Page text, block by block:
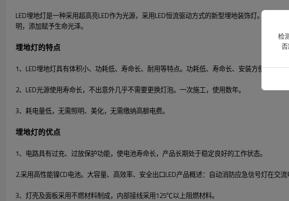
LED埋地灯是一种采用超高亮LED作为光源，采用LED恒流驱动方式的新型埋地装饰灯。广泛
明，添加赋予生命光泽。
埋地灯的特点
1、LED埋地灯具有体积小、功耗低、寿命长、耐用等特点。功耗低、寿命长、安装方便、外形
2、LED光源使用寿命长，不出意外几乎不需要更换灯泡。一次施工，使用数年。
3、耗电量低，无需照明、美化，无需缴纳高额电费。
埋地灯的优点
1、电路具有过充、过放保护功能，使电池寿命长，产品长期处于稳定良好的工作状态。
2.采用高性能镍CD电池。大容量、高效率、安全出口LED产品概述：自动消防应急信号灯在交
3、灯壳及面板采用不燃材料制成，内部接线采用125℃以上阻燃材料。
检